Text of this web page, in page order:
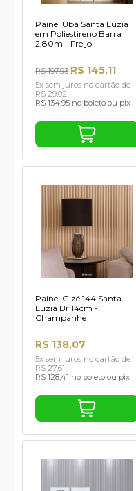
Painel Ubá Santa Luzia
em Poliestireno Barra
2,80m - Freijo
R$ 197,93 R$ 145,11
5x sem juros no cartão de
R$ 29,02
R$ 134,95 no boleto ou pix
Painel Gizé 144 Santa
Luzia Br 14cm -
Champanhe
R$ 138,07
5x sem juros no cartão de
R$ 27,61
R$ 128,41 no boleto ou pix